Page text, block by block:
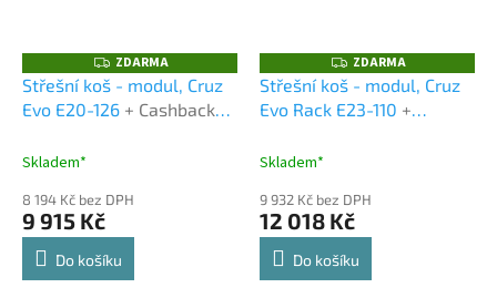
Z
D
A
R
ZDARMA
Střešní koš - modul, Cruz
Evo E20-126 + Cashback
sleva za platbu předem
Skladem*
8 194 Kč bez DPH
9 915 Kč
Do košíku
Z
D
A
R
ZDARMA
Střešní koš - modul, Cruz
Evo Rack E23-110 +
dodatečná sleva za platbu
Skladem*
9 932 Kč bez DPH
12 018 Kč
Do košíku